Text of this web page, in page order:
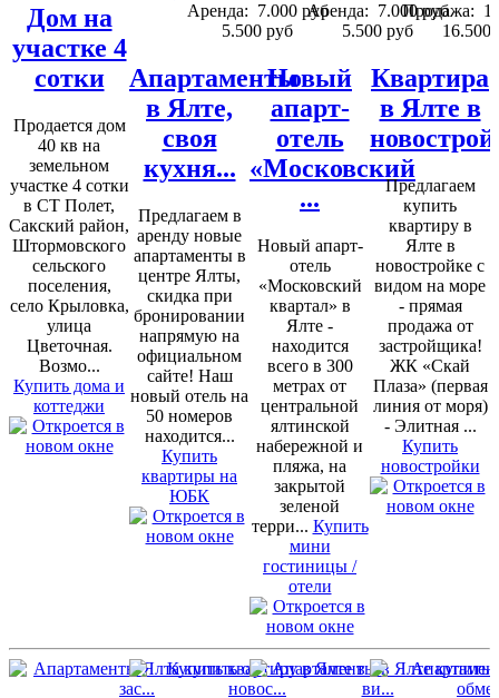
Дом на
участке 4
сотки
Продается дом
40 кв на
земельном
участке 4 сотки
в СТ Полет,
Сакский район,
Штормовского
сельского
поселения,
село Крыловка,
улица
Цветочная.
Возмо...
Купить дома и
коттеджи
Аренда: 7.000 руб
5.500 руб
Апартаменты
в Ялте,
своя
кухня...
Предлагаем в
аренду новые
апартаменты в
центре Ялты,
скидка при
бронировании
напрямую на
официальном
сайте! Наш
новый отель на
50 номеров
находится...
Купить
квартиры на
ЮБК
Аренда: 7.000 руб
5.500 руб
Новый
апарт-
отель
«Московский
...
Новый апарт-
отель
«Московский
квартал» в
Ялте -
находится
всего в 300
метрах от
центральной
ялтинской
набережной и
пляжа, на
закрытой
зеленой
терри... Купить
мини
гостиницы /
отели
Продажа:
Квартира
в Ялте в
Предлагаем
купить
квартиру в
Ялте в
новостройке с
видом на море
- прямая
продажа от
застройщика!
ЖК «Скай
Плаза» (первая
линия от моря)
- Элитная ...
Купить
новостройки